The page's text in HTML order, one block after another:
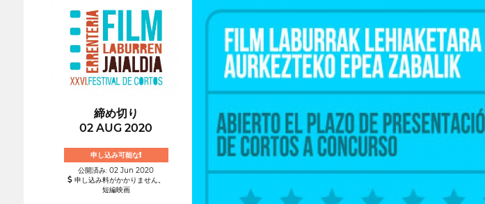
締め切り
02 AUG 2020
申し込み可能な!
公開済み: 02 Jun 2020
申し込み料がかかりません。
短編映画